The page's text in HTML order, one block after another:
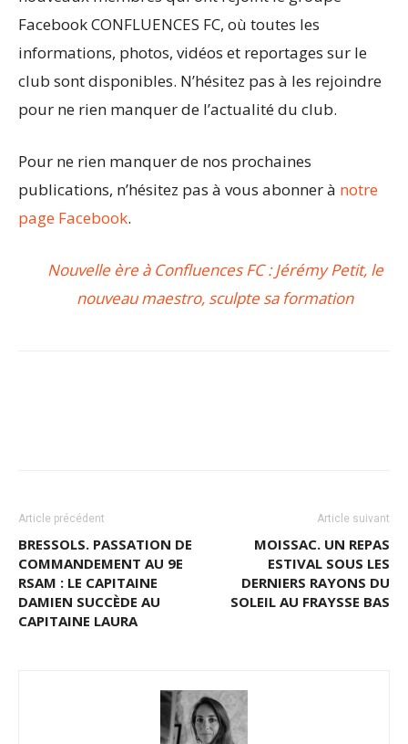
Facebook CONFLUENCES FC, où toutes les
informations, photos, vidéos et reportages sur le
club sont disponibles. N’hésitez pas à les rejoindre
pour ne rien manquer de l’actualité du club.
Pour ne rien manquer de nos prochaines
publications, n’hésitez pas à vous abonner à notre
page Facebook.
Nouvelle ère à Confluences FC : Jérémy Petit, le
nouveau maestro, sculpte sa formation
Article précédent
BRESSOLS. PASSATION DE
COMMANDEMENT AU 9E
RSAM : LE CAPITAINE
DAMIEN SUCCÈDE AU
CAPITAINE LAURA
Article suivant
MOISSAC. UN REPAS
ESTIVAL SOUS LES
DERNIERS RAYONS DU
SOLEIL AU FRAYSSE BAS